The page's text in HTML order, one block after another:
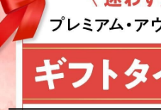
お問い合わせ